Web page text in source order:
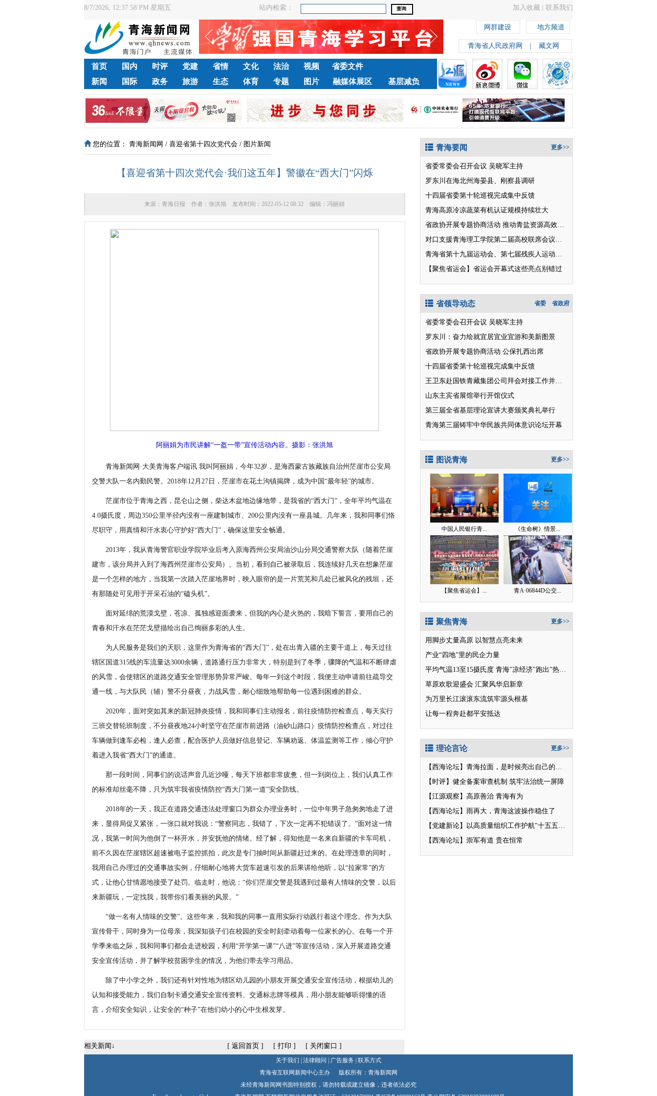
8/7/2026, 12:37:59 PM 星期五 站内检索： 加入收藏 联系我们
网群建设 地方频道
青海省人民政府网 藏文网
首页 国内 时评 党建 省情 文化 法治 视频
省委文件
新闻
国际 政务 旅游 生态 体育 专题 图片 融媒体展区 基层减负
您的位置： 青海新闻网 / 喜迎省第十四次党代会 / 图片新闻
【喜迎省第十四次党代会·我们这五年】警徽在“西大门”闪烁
来源：青海日报 作者：张洪旭 发布时间：2022-05-12 08:32 编辑： 冯丽娟
阿丽娟为市民讲解“一盔一带”宣传活动内容。摄影：张洪旭
青海新闻网·大美青海客户端讯 我叫阿丽娟，今年32岁，是海西蒙古族藏族自治州茫崖市公安局
交警大队一名内勤民警。2018年12月27日，茫崖市在花土沟镇揭牌，成为中国“最年轻”的城市。
茫崖市位于青海之西，昆仑山之侧，柴达木盆地边缘地带，是我省的“西大门”，全年平均气温在
4.0摄氏度，周边350公里半径内没有一座建制城市、200公里内没有一座县城。几年来，我和同事们恪
尽职守，用真情和汗水衷心守护好“西大门”，确保这里安全畅通。
2013年，我从青海警官职业学院毕业后考入原海西州公安局油沙山分局交通警察大队（随着茫崖
建市，该分局并入到了海西州茫崖市公安局）。当初，看到自己被录取后，我连续好几天在想象茫崖
是一个怎样的地方，当我第一次踏入茫崖地界时，映入眼帘的是一片荒芜和几处已被风化的残垣，还
有那随处可见用于开采石油的“磕头机”。
面对延绵的荒漠戈壁，苍凉、孤独感迎面袭来，但我的内心是火热的，我暗下誓言，要用自己的
青春和汗水在茫茫戈壁描绘出自己绚丽多彩的人生。
为人民服务是我们的天职，这里作为青海省的“西大门”，处在出青入疆的主要干道上，每天过往
辖区国道315线的车流量达3000余辆，道路通行压力非常大，特别是到了冬季，骤降的气温和不断肆虐
的风雪，会使辖区的道路交通安全管理形势异常严峻。每年一到这个时段，我便主动申请前往疏导交
通一线，与大队民（辅）警不分昼夜，力战风雪，耐心细致地帮助每一位遇到困难的群众。
2020年，面对突如其来的新冠肺炎疫情，我和同事们主动报名，前往疫情防控检查点，每天实行
三班交替轮班制度，不分昼夜地24小时坚守在茫崖市前进路（油砂山路口）疫情防控检查点，对过往
车辆做到逢车必检，逢人必查，配合医护人员做好信息登记、车辆劝返、体温监测等工作，倾心守护
着进入我省“西大门”的通道。
那一段时间，同事们的说话声音几近沙哑，每天下班都非常疲惫，但一到岗位上，我们认真工作
的标准却丝毫不降，只为筑牢我省疫情防控“西大门第一道”安全防线。
2018年的一天，我正在道路交通违法处理窗口为群众办理业务时，一位中年男子急匆匆地走了进
来，显得局促又紧张，一张口就对我说：“警察同志，我错了，下次一定再不犯错误了。”面对这一情
况，我第一时间为他倒了一杯开水，并安抚他的情绪。经了解，得知他是一名来自新疆的卡车司机，
前不久因在茫崖辖区超速被电子监控抓拍，此次是专门抽时间从新疆赶过来的。在处理违章的同时，
我用自己办理过的交通事故实例，仔细耐心地将大货车超速引发的后果讲给他听，以“拉家常”的方
式，让他心甘情愿地接受了处罚。临走时，他说：“你们茫崖交警是我遇到过最有人情味的交警，以后
来新疆玩，一定找我，我带你们看美丽的风景。”
“做一名有人情味的交警”。这些年来，我和我的同事一直用实际行动践行着这个理念。作为大队
宣传骨干，同时身为一位母亲，我深知孩子们在校园的安全时刻牵动着每一位家长的心。在每一个开
学季来临之际，我和同事们都会走进校园，利用“开学第一课”“八进”等宣传活动，深入开展道路交通
安全宣传活动，并了解学校贫困学生的情况，为他们带去学习用品。
除了中小学之外，我们还有针对性地为辖区幼儿园的小朋友开展交通安全宣传活动，根据幼儿的
认知和接受能力，我们自制卡通交通安全宣传资料、交通标志牌等模具，用小朋友能够听得懂的语
言，介绍安全知识，让安全的“种子”在他们幼小的心中生根发芽。
相关新闻↓ [ 返回首页 ] [ 打印 ] [ 关闭窗口 ]
青海要闻 更多>>
省委常委会召开会议 吴晓军主持
罗东川在海北州海晏县、刚察县调研
十四届省委第十轮巡视完成集中反馈
青海高原冷凉蔬菜有机认证规模持续壮大
省政协开展专题协商活动 推动青盐资源高效开发利用
对口支援青海理工学院第二届高校联席会议召开
青海省第十九届运动会、第七届残疾人运动会明日开幕
【聚焦省运会】省运会开幕式这些亮点别错过
省领导动态 省政府
省委
省委常委会召开会议 吴晓军主持
罗东川：奋力绘就宜居宜业宜游和美新图景
省政协开展专题协商活动 公保扎西出席
十四届省委第十轮巡视完成集中反馈
王卫东赴国铁青藏集团公司拜会对接工作并座谈
山东主宾省展馆举行开馆仪式
第三届全省基层理论宣讲大赛颁奖典礼举行
青海第三届铸牢中华民族共同体意识论坛开幕
图说青海 更多>>
中国人民银行青... 《生命树》情景...
【聚焦省运会】... 青A·06844D公交...
聚焦青海 更多>>
用脚步丈量高原 以智慧点亮未来
产业“四地”里的民企力量
平均气温13至15摄氏度 青海"凉经济"跑出"热消费"
草原欢歌迎盛会 汇聚风华启新章
为万里长江滚滚东流筑牢源头根基
让每一程奔赴都平安抵达
理论言论 更多>>
【西海论坛】青海拉面，是时候亮出自己的招牌了
【时评】健全备案审查机制 筑牢法治统一屏障
【江源观察】高原善治 青海有为
【西海论坛】雨再大，青海这波操作稳住了
【党建新论】以高质量组织工作护航"十五五"新征程
【西海论坛】崇军有道 贵在恒常
关于我们 法律顾问 广告服务
联系方式
青海省互联网新闻中心主办 版权所有：青海新闻网
未经青海新闻网书面特别授权，请勿转载或建立镜像，违者依法必究